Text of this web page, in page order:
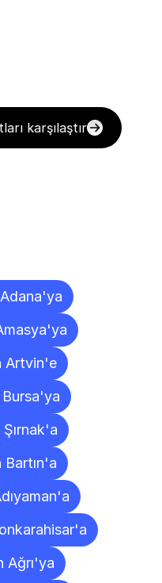
karşılaştır
Artvin'e
Bartın'a
Ağrı'ya